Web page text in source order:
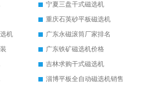
宁夏三盘干式磁选机
重庆石英砂平板磁选机
机
广东永磁滚筒厂家排名
广东铁矿磁选机价格
吉林求购干式磁选机
淄博平板全自动磁选机销售